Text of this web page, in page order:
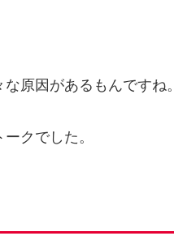
原因があるもんですね。
クでした。